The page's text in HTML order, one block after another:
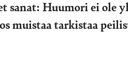
sanat: Huumori ei ole
muistaa tarkistaa